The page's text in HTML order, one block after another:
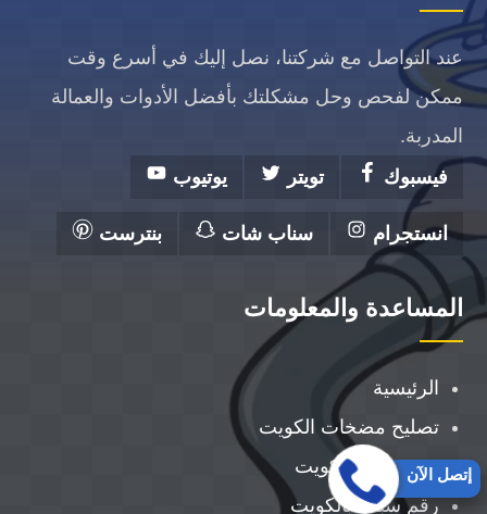
عند التواصل مع شركتنا، نصل إليك في أسرع وقت
ممكن لفحص وحل مشكلتك بأفضل الأدوات والعمالة
المدربة.
فيسبوك
تويتر يوتيوب
انستجرام سناب شات بنترست
المساعدة والمعلومات
الرئيسية
تصليح مضخات الكويت
فني صحي الكويت
رقم سباك بالكويت
إتصل الآن